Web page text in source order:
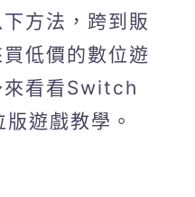
方法，跨到販
低價的數位遊
來看看Switch
遊戲教學。